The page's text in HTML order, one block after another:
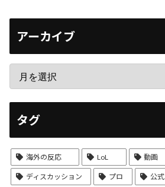
アーカイブ
タグ
海外の反応 LoL 動画
ディスカッション プロ 公式